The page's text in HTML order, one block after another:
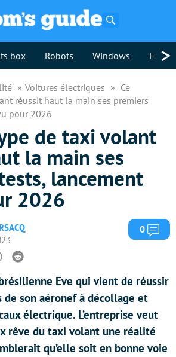
box Robots Windows >
Voitures électriques
Ce
réussit haut la main ses premiers
pour 2026
de taxi volant
la main ses
lancement
2026
0
Reddit
Eve qui vient de réussir
son aéronef à décollage et
électrique. L’entreprise veut
rêve du taxi volant une réalité
qu’elle soit en bonne voie